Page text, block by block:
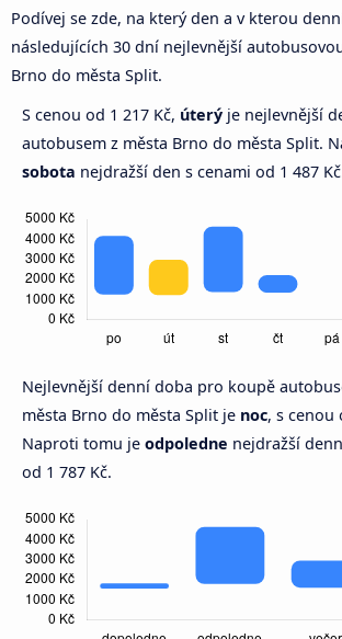
Podívej se zde, na který den a v kterou
následujících 30 dní nejlevnější
Brno do města Split.
S cenou od 1 217 Kč, úterý je nejlevnější
autobusem z města Brno do města Split.
sobota nejdražší den s cenami od 1 487
Nejlevnější denní doba pro koupě
města Brno do města Split je noc, s cenou
Naproti tomu je odpoledne nejdražší
od 1 787 Kč.